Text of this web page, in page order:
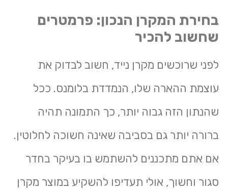
בחירת המקרן הנכון: פרמטרים
שחשוב להכיר
לפני שרוכשים מקרן נייד, חשוב לבדוק את
עוצמת ההארה שלו, הנמדדת בלומנס. ככל
שהנתון הזה גבוה יותר, כך התמונה תהיה
ברורה יותר גם בסביבה שאינה חשוכה לחלוטין.
אם אתם מתכננים להשתמש בו בעיקר בחדר
סגור וחשוך, אולי תעדיפו להשקיע במוצר מקרן